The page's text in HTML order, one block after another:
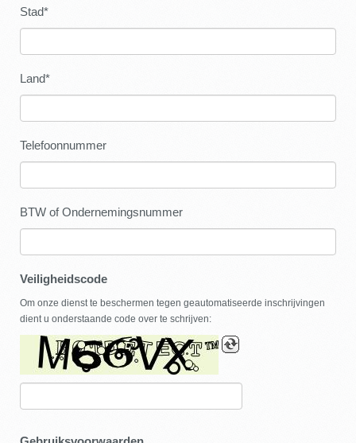
Stad*
Land*
Telefoonnummer
BTW of Ondernemingsnummer
Veiligheidscode
Om onze dienst te beschermen tegen geautomatiseerde inschrijvingen
dient u onderstaande code over te schrijven: